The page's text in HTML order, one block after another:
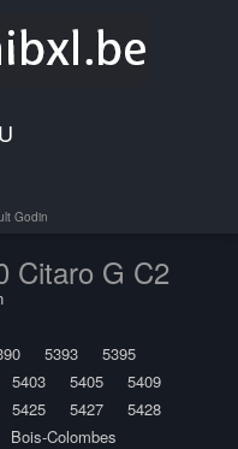
Godin
Citaro G C2
5393
5395
5403 5405
5409
5425 5427
5428
Bois-Colombes